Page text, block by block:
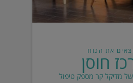
את הכוח
חוסן
מדיקל קר מספק טיפול